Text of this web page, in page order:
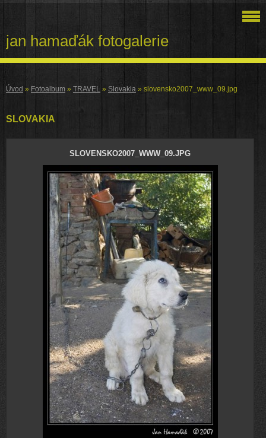
jan hamaďák fotogalerie
Úvod » Fotoalbum » TRAVEL » Slovakia » slovensko2007_www_09.jpg
SLOVAKIA
SLOVENSKO2007_WWW_09.JPG